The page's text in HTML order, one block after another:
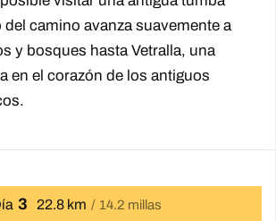
camino avanza suavemente a
y bosques hasta Vetralla, una
en el corazón de los antiguos
3 22.8 km 14.2 millas